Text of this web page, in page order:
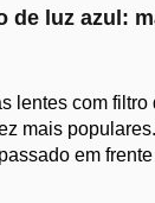
de luz azul:
lentes com filtro
mais
em frente